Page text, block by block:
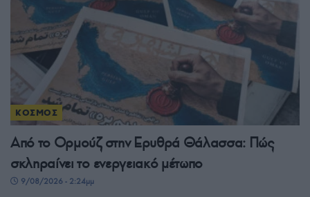
ΚΟΣΜΟΣ
Από το Ορμούζ στην Ερυθρά Θάλασσα: Πώς
σκληραίνει το ενεργειακό μέτωπο
9/08/2026 - 2:24μμ